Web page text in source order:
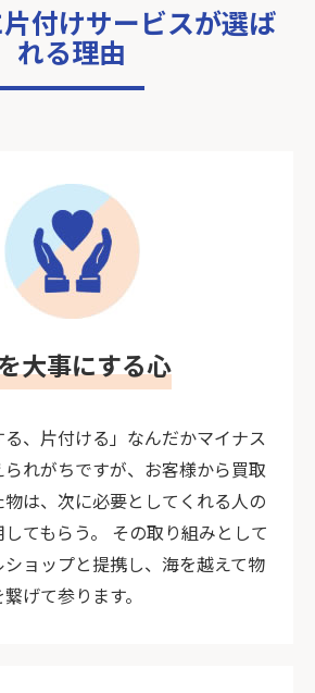
付けサービスが選ば
れる理由
大事にする心
る、片付ける」なんだかマイナス
れがちですが、お客様から買取
は、次に必要としてくれる人の
てもらう。 その取り組みとして
ョップと提携し、海を越えて物
げて参ります。